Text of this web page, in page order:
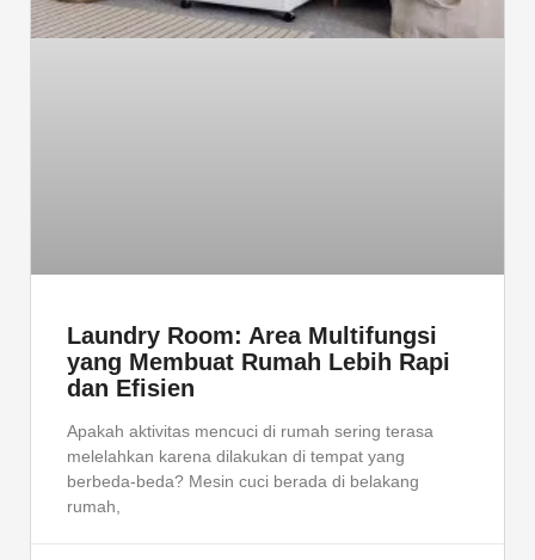
Laundry Room: Area Multifungsi
yang Membuat Rumah Lebih Rapi
dan Efisien
Apakah aktivitas mencuci di rumah sering terasa
melelahkan karena dilakukan di tempat yang
berbeda-beda? Mesin cuci berada di belakang
rumah,